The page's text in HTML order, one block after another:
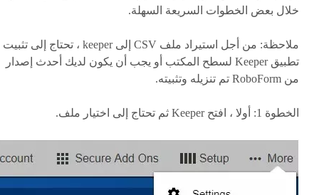
خلال بعض الخطوات السريعة السهلة.
ملاحظة
: من أجل استيراد ملف CSV إلى keeper ، تحتاج إلى تثبيت
تطبيق Keeper لسطح المكتب أو يجب أن يكون لديك أحدث إصدار
من RoboForm تم تنزيله وتثبيته.
الخطوة 1: أولا ، افتح Keeper ثم تحتاج إلى اختيار ملف.